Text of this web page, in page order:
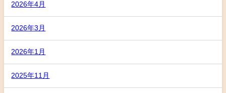
2026年4月
2026年3月
2026年1月
2025年11月